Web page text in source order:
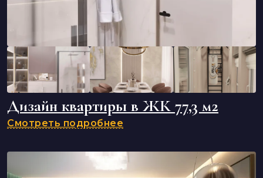
Дизайн квартиры в ЖК 77,3 м2
Смотреть подробнее